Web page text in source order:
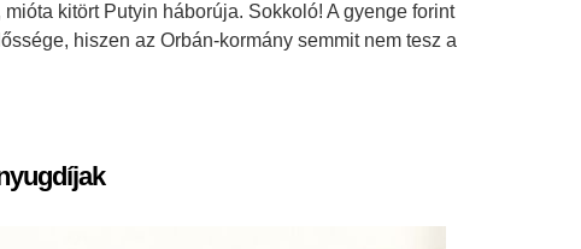
kitört Putyin háborúja. Sokkoló! A gyenge forint
hiszen az Orbán-kormány semmit nem tesz a